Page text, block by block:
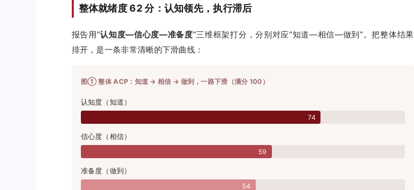
整体就绪度 62 分：认知领先，执行滞后
报告用”认知度—信心度—准备度“三维框架打分，分别对应”知道—相信—做到”。把整体结果
排开，是一条非常清晰的下滑曲线：
图① 整体 ACP：知道 → 相信 → 做到，一路下滑（满分 100）
认知度（知道）
74
信心度（相信）
59
准备度（做到）
54